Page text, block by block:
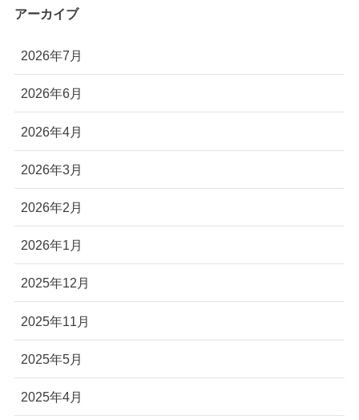
アーカイブ
2026年7月
2026年6月
2026年4月
2026年3月
2026年2月
2026年1月
2025年12月
2025年11月
2025年5月
2025年4月